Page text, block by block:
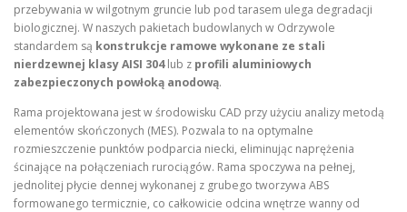
przebywania w wilgotnym gruncie lub pod tarasem ulega degradacji
biologicznej. W naszych pakietach budowlanych w Odrzywole
standardem są konstrukcje ramowe wykonane ze stali
nierdzewnej klasy AISI 304lub z profili aluminiowych
zabezpieczonych powłoką anodową.
Rama projektowana jest w środowisku CAD przy użyciu analizy metodą
elementów skończonych (MES). Pozwala to na optymalne
rozmieszczenie punktów podparcia niecki, eliminując naprężenia
ścinające na połączeniach rurociągów. Rama spoczywa na pełnej,
jednolitej płycie dennej wykonanej z grubego tworzywa ABS
formowanego termicznie, co całkowicie odcina wnętrze wanny od